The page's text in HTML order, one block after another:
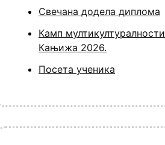
Свечана додела диплома
Камп мултикултуралности
Кањижа 2026.
Посета ученика